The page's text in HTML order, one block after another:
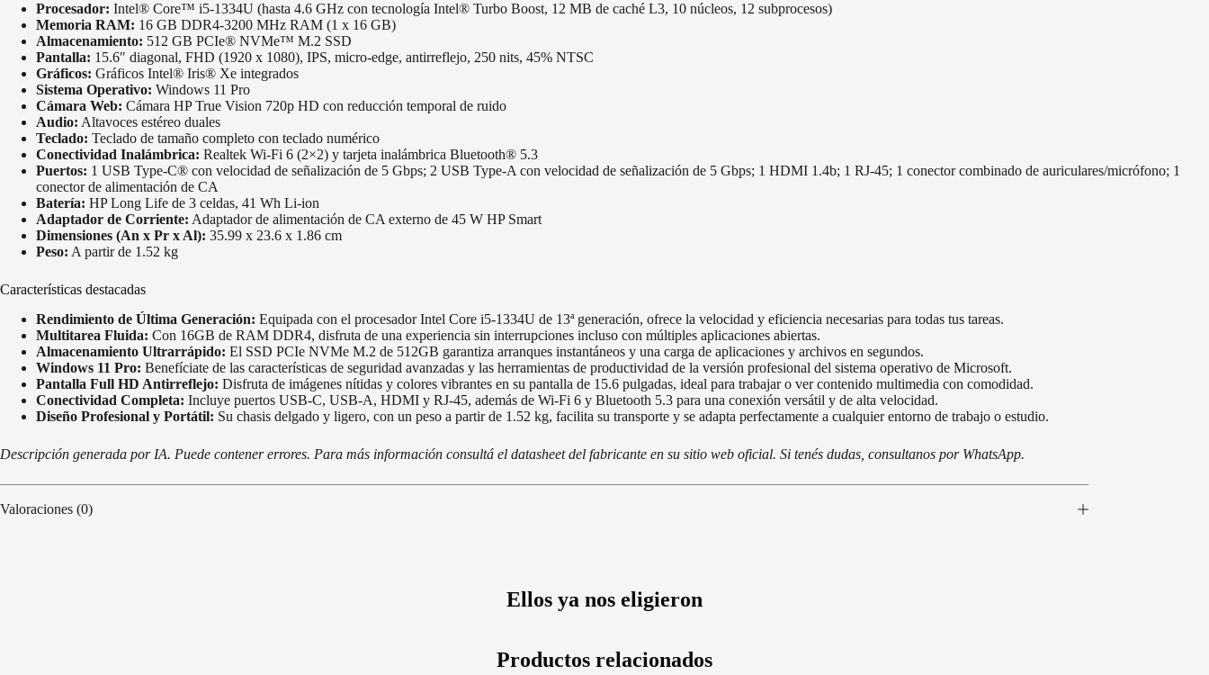
Procesador: Intel® Core™ i5-1334U (hasta 4.6 GHz con tecnología Intel® Turbo Boost, 12 MB de caché L3, 10 núcleos, 12 subprocesos)
Memoria RAM: 16 GB DDR4-3200 MHz RAM (1 x 16 GB)
Almacenamiento: 512 GB PCIe® NVMe™ M.2 SSD
Pantalla: 15.6″ diagonal, FHD (1920 x 1080), IPS, micro-edge, antirreflejo, 250 nits, 45% NTSC
Gráficos: Gráficos Intel® Iris® Xe integrados
Sistema Operativo: Windows 11 Pro
Cámara Web: Cámara HP True Vision 720p HD con reducción temporal de ruido
Audio: Altavoces estéreo duales
Teclado: Teclado de tamaño completo con teclado numérico
Conectividad Inalámbrica: Realtek Wi-Fi 6 (2×2) y tarjeta inalámbrica Bluetooth® 5.3
Puertos: 1 USB Type-C® con velocidad de señalización de 5 Gbps; 2 USB Type-A con velocidad de señalización de 5 Gbps; 1 HDMI 1.4b; 1 RJ-45; 1 conector combinado de auriculares/micrófono; 1
conector de alimentación de CA
Batería: HP Long Life de 3 celdas, 41 Wh Li-ion
Adaptador de Corriente: Adaptador de alimentación de CA externo de 45 W HP Smart
Dimensiones (An x Pr x Al): 35.99 x 23.6 x 1.86 cm
Peso: A partir de 1.52 kg
Características destacadas
Rendimiento de Última Generación: Equipada con el procesador Intel Core i5-1334U de 13ª generación, ofrece la velocidad y eficiencia necesarias para todas tus tareas.
Multitarea Fluida: Con 16GB de RAM DDR4, disfruta de una experiencia sin interrupciones incluso con múltiples aplicaciones abiertas.
Almacenamiento Ultrarrápido: El SSD PCIe NVMe M.2 de 512GB garantiza arranques instantáneos y una carga de aplicaciones y archivos en segundos.
Windows 11 Pro: Benefíciate de las características de seguridad avanzadas y las herramientas de productividad de la versión profesional del sistema operativo de Microsoft.
Pantalla Full HD Antirreflejo: Disfruta de imágenes nítidas y colores vibrantes en su pantalla de 15.6 pulgadas, ideal para trabajar o ver contenido multimedia con comodidad.
Conectividad Completa: Incluye puertos USB-C, USB-A, HDMI y RJ-45, además de Wi-Fi 6 y Bluetooth 5.3 para una conexión versátil y de alta velocidad.
Diseño Profesional y Portátil: Su chasis delgado y ligero, con un peso a partir de 1.52 kg, facilita su transporte y se adapta perfectamente a cualquier entorno de trabajo o estudio.
Descripción generada por IA. Puede contener errores. Para más información consultá el datasheet del fabricante en su sitio web oficial. Si tenés dudas, consultanos por WhatsApp.
Valoraciones (0)
Ellos ya nos eligieron
Productos relacionados